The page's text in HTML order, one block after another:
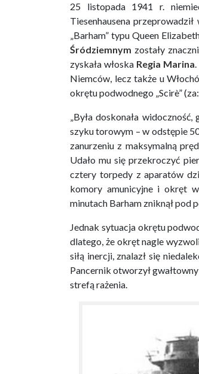
25 listopada 1941 r.
Tiesenhausena
„Barham” typu Queen
Śródziemnym zostały
zyskała włoska Regia Marina
Niemców, lecz także u
okrętu podwodnego „Scirè”
„Była doskonała
szyku torowym – w odstępie
zanurzeniu z maksymalną
Udało mu się przekroczyć
cztery torpedy z aparatów
komory amunicyjne i okręt
minutach Barham zniknął pod
Jednak sytuacja okrętu
dlatego, że okręt nagle
siłą inercji, znalazł się
Pancernik otworzył
strefą rażenia.